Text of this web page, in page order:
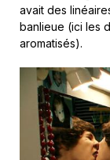
avait des
banlieue (ici les
aromatisés).